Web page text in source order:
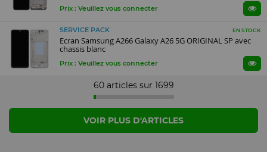
Prix : Veuillez vous connecter
SERVICE PACK EN STOCK
Ecran Samsung A266 Galaxy A26 5G ORIGINAL SP avec
chassis blanc
Prix : Veuillez vous connecter
60 articles sur 1699
VOIR PLUS D'ARTICLES